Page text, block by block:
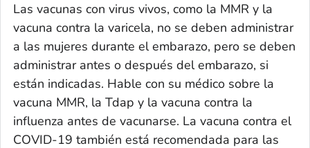
Las vacunas con virus vivos, como la MMR y la
vacuna contra la varicela, no se deben administrar
a las mujeres durante el embarazo, pero se deben
administrar antes o después del embarazo, si
están indicadas. Hable con su médico sobre la
vacuna MMR, la Tdap y la vacuna contra la
influenza antes de vacunarse. La vacuna contra el
COVID-19 también está recomendada para las